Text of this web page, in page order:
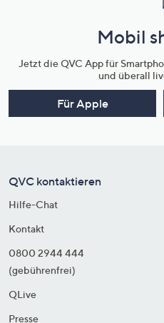
Mobil
Jetzt die QVC App für
und überall
Für Apple
QVC kontaktieren
Hilfe-Chat
Kontakt
0800 2944 444
(gebührenfrei)
QLive
Presse